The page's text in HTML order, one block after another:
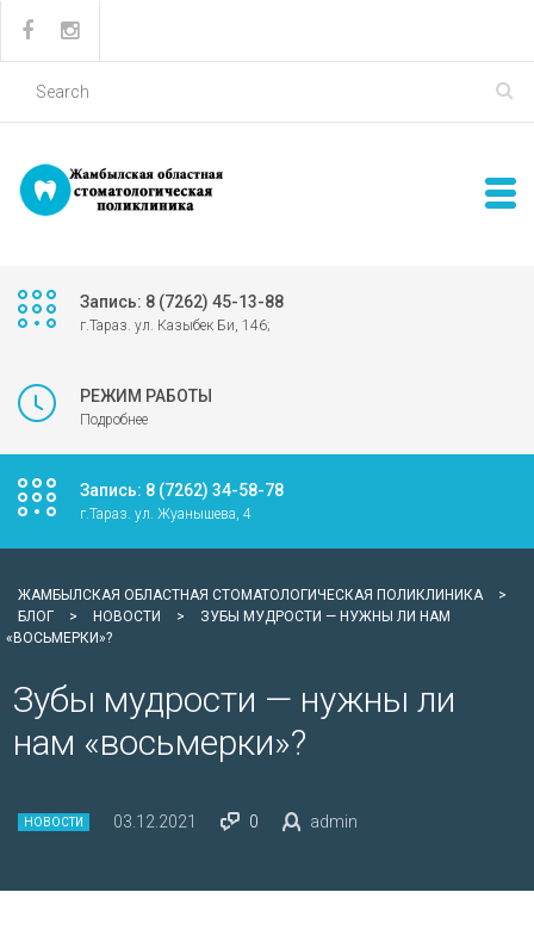
Запись: 8 (7262) 45-13-88
г.Тараз. ул. Казыбек Би, 146;
РЕЖИМ РАБОТЫ
Подробнее
Запись: 8 (7262) 34-58-78
г.Тараз. ул. Жуанышева, 4
ЖАМБЫЛСКАЯ ОБЛАСТНАЯ СТОМАТОЛОГИЧЕСКАЯ ПОЛИКЛИНИКА
>
БЛОГ
> НОВОСТИ >
ЗУБЫ МУДРОСТИ — НУЖНЫ ЛИ НАМ
«ВОСЬМЕРКИ»?
Зубы мудрости — нужны ли
нам «восьмерки»?
НОВОСТИ 03.12.2021 0 admin